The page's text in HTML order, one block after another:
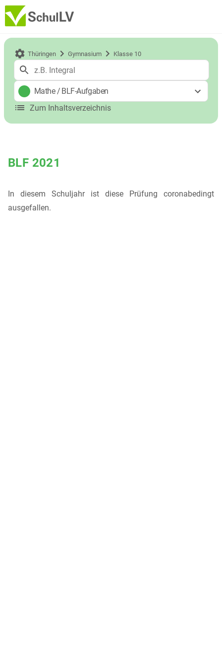
Thüringen Gymnasium Klasse 10
Mathe/ BLF-Aufgaben
Zum Inhaltsverzeichnis
BLF 2021
In diesem Schuljahr ist diese Prüfung coronabedingt
ausgefallen.